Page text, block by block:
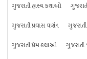
ગુજરાતી હાસ્ય કથાઓ
ગુજરાતી પ્રવાસ વર્ણન
ગુજરાતી પ્રેમ કથાઓ
ગુજરાતી